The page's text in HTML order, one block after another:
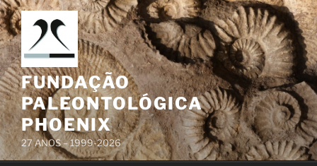
Pular
para
o
conteúdo
FUNDAÇÃO
PALEONTOLÓGICA
PHOENIX
27 ANOS – 1999-2026